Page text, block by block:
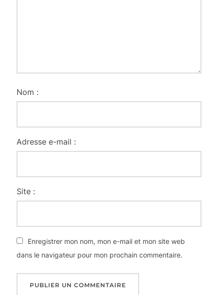
Nom :
Adresse e-mail :
Site :
Enregistrer mon nom, mon e-mail et mon site web
dans le navigateur pour mon prochain commentaire.